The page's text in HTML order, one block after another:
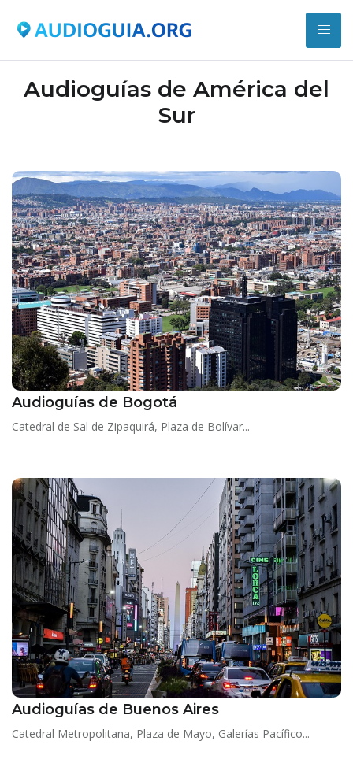
Audioguías de América del
Sur
Audioguías de Bogotá
Catedral de Sal de Zipaquirá, Plaza de Bolívar...
Audioguías de Buenos Aires
Catedral Metropolitana, Plaza de Mayo, Galerías Pacífico...